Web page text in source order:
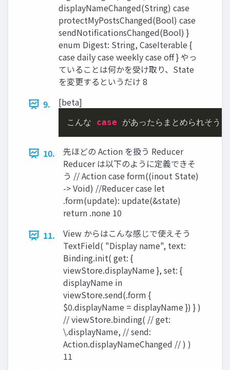
displayNameChanged(String) case
protectMyPostsChanged(Bool) case
sendNotificationsChanged(Bool) }
enum Digest: String, CaseIterable {
case daily case weekly case off } やっ
ていることは何かを受け取り、State
を変更するというだけ 8
9.
[beta]
こんな case があったらまとめられそ
10.
先ほどの Action を扱う Reducer
Reducer は以下のように定義できそ
う // Action case form((inout State)
-> Void) //Reducer case let
.form(update): update(&state)
return .none 10
11.
View からはこんな感じで使えそう
TextField( "Display name", text:
Binding.init( get: {
viewStore.displayName }, set: {
displayName in
viewStore.send(.form {
$0.displayName = displayName }) } )
// viewStore.binding( // get:
\.displayName, // send:
Action.displayNameChanged // ) )
11